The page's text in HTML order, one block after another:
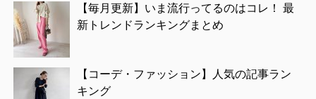
【毎月更新】いま流行ってるのはコレ！ 最
新トレンドランキングまとめ
【コーデ・ファッション】人気の記事ラン
キング